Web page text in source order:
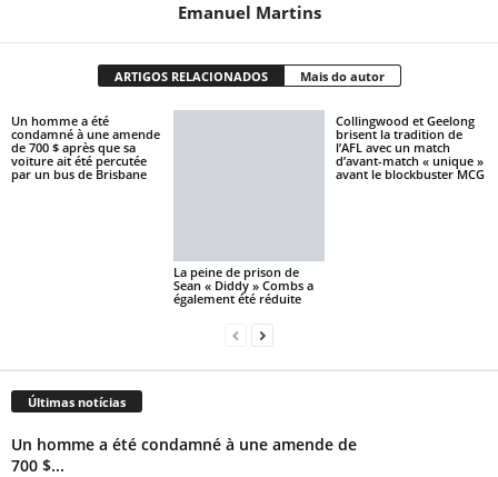
Emanuel Martins
ARTIGOS RELACIONADOS Mais do autor
Un homme a été
condamné à une amende
de 700 $ après que sa
voiture ait été percutée
par un bus de Brisbane
La peine de prison de
Sean « Diddy » Combs a
également été réduite
Collingwood et Geelong
brisent la tradition de
l’AFL avec un match
d’avant-match « unique »
avant le blockbuster MCG
Últimas notícias
Un homme a été condamné à une amende de
700 $...